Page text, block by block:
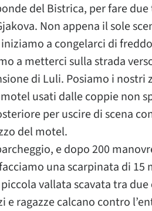
del Bistrica, per fare
Non appena il sole
a congelarci di
a metterci sulla strada
di Luli. Posiamo i nostri
usati dalle coppie non
per uscire di scena
del motel.
e dopo 200
una scarpinata di
vallata scavata tra
e ragazze calcano contro